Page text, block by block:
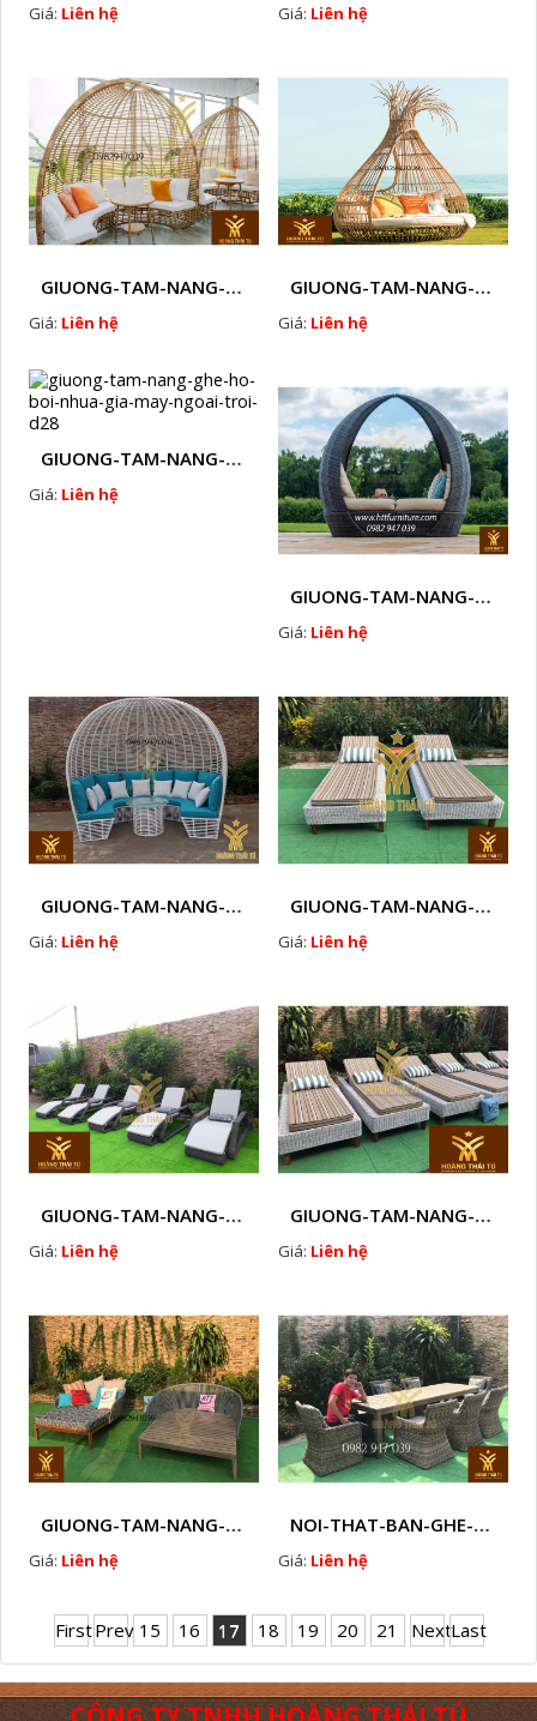
Giá: Liên hệ Giá: Liên hệ
GIUONG-TAM-NANG-GHE-HO-BOI-NHUA-GIA-MAY-NGOAI-TROI-D26
Giá: Liên hệ
GIUONG-TAM-NANG-GHE-HO-BOI-NHUA-GIA-MAY-NGOAI-TROI-D27
Giá: Liên hệ
GIUONG-TAM-NANG-GHE-HO-BOI-NHUA-GIA-MAY-NGOAI-TROI-D28
Giá: Liên hệ
GIUONG-TAM-NANG-GHE-HO-BOI-NHUA-GIA-MAY-NGOAI-TROI-D30
Giá: Liên hệ
GIUONG-TAM-NANG-GHE-HO-BOI-NHUA-GIA-MAY-NGOAI-TROI-D31
Giá: Liên hệ
GIUONG-TAM-NANG-GHE-HO-BOI-NHUA-GIA-MAY-NGOAI-TROI-D32
Giá: Liên hệ
GIUONG-TAM-NANG-GHE-HO-BOI-NHUA-GIA-MAY-NGOAI-TROI-D33
Giá: Liên hệ
GIUONG-TAM-NANG-GHE-HO-BOI-NHUA-GIA-MAY-NGOAI-TROI-D34
Giá: Liên hệ
GIUONG-TAM-NANG-GHE-HO-BOI-NHUA-GIA-MAY-NGOAI-TROI-D35
Giá: Liên hệ
NOI-THAT-BAN-GHE-SOFA-GHE-CAFE-MAY-NHUA-NGOAI-TROI-Q14
Giá: Liên hệ
FirstPrev 15 16 17 18 19 20 21 NextLast